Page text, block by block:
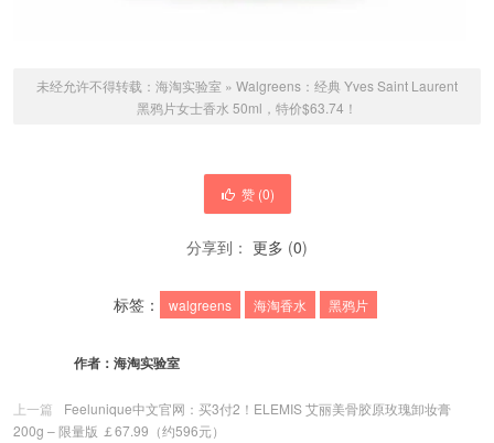
未经允许不得转载： 海淘实验室 » Walgreens：经典 Yves Saint Laurent
黑鸦片女士香水 50ml，特价$63.74！
赞 (0)
分享到： 更多 (0)
标签： walgreens 海淘香水 黑鸦片
作者： 海淘实验室
上一篇
Feelunique中文官网：买3付2！ELEMIS 艾丽美骨胶原玫瑰卸妆膏
200g – 限量版 ￡67.99（约596元）